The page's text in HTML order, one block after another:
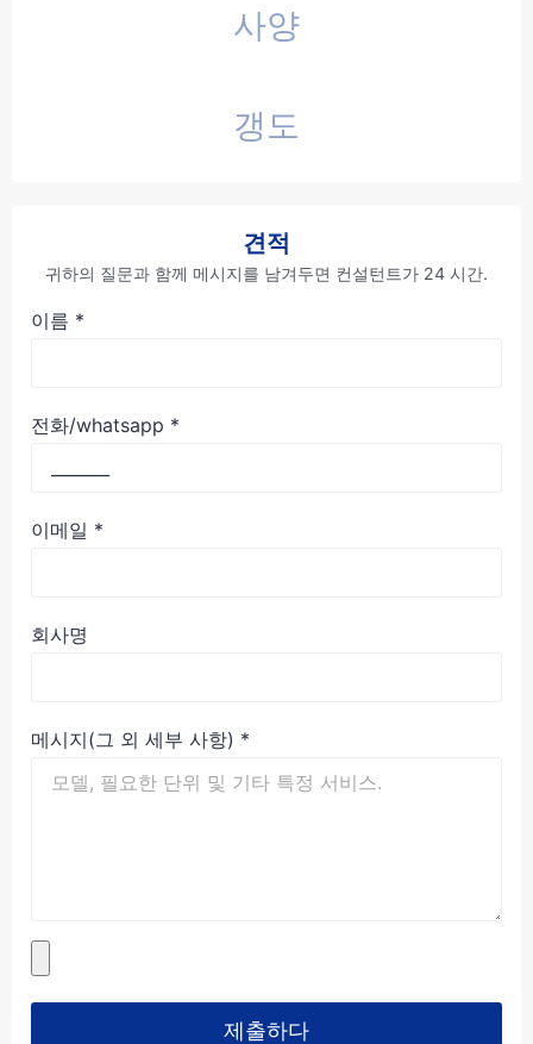
사양
갱도
견적
귀하의 질문과 함께 메시지를 남겨두면 컨설턴트가 24 시간.
이름 *
전화/whatsapp *
이메일 *
회사명
메시지(그 외 세부 사항) *
제출하다